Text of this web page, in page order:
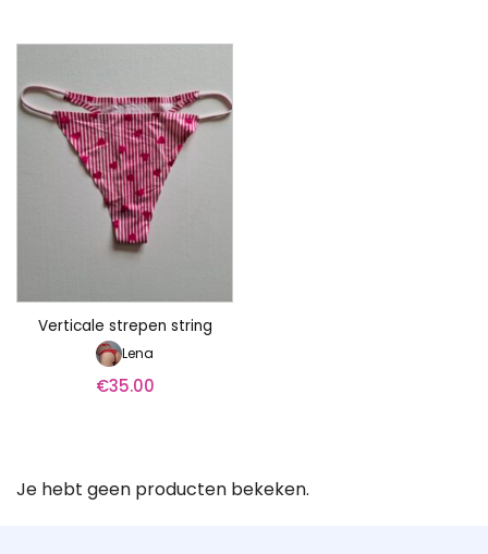
Verticale strepen string
Lena
€35.00
Je hebt geen producten bekeken.